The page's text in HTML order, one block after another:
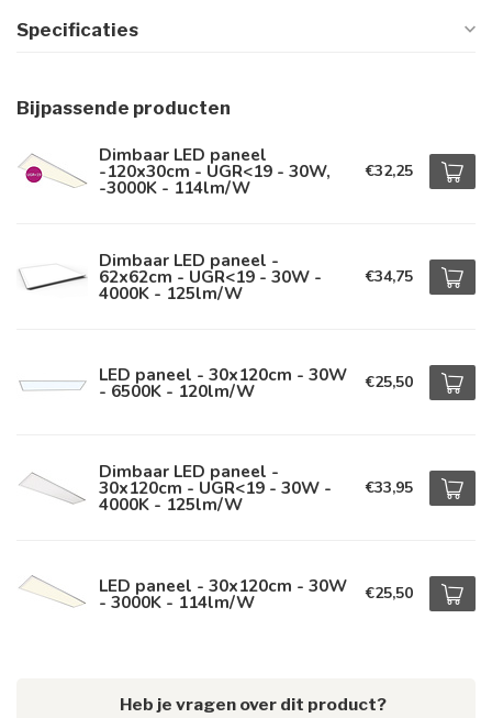
Specificaties
Bijpassende producten
Dimbaar LED paneel
-120x30cm - UGR<19 - 30W,
-3000K - 114lm/W
€32,25
Dimbaar LED paneel -
62x62cm - UGR<19 - 30W -
4000K - 125lm/W
€34,75
LED paneel - 30x120cm - 30W
- 6500K - 120lm/W €25,50
Dimbaar LED paneel -
30x120cm - UGR<19 - 30W -
4000K - 125lm/W
€33,95
LED paneel - 30x120cm - 30W
- 3000K - 114lm/W €25,50
Heb je vragen over dit product?